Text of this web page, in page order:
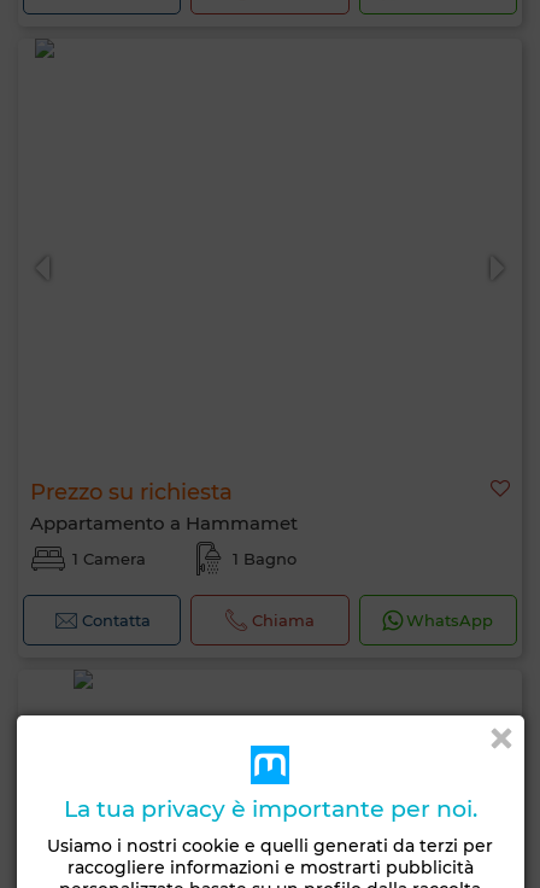
Prezzo su richiesta
Appartamento a Hammamet
1 Camera 1 Bagno
Contatta Chiama WhatsApp
La tua privacy è importante per noi.
Usiamo i nostri cookie e quelli generati da terzi per
raccogliere informazioni e mostrarti pubblicità